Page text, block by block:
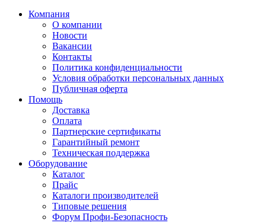
Компания
О компании
Новости
Вакансии
Контакты
Политика конфиденциальности
Условия обработки персональных данных
Публичная оферта
Помощь
Доставка
Оплата
Партнерские сертификаты
Гарантийный ремонт
Техническая поддержка
Оборудование
Каталог
Прайс
Каталоги производителей
Типовые решения
Форум Профи-Безопасность